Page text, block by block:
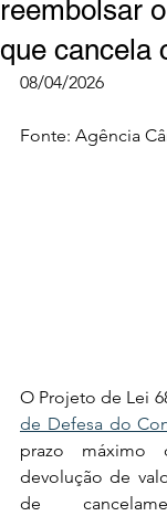
reembolsar
que cancela
08/04/2026
Fonte: Agência
O Projeto de Lei
de Defesa do
prazo máximo
devolução de
de